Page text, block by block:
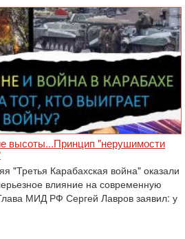
высоты...Принцип "нерушимости
"Третья Карабахская война" оказали
влияние на современную
МИД РФ Сергей Лавров заявил: у